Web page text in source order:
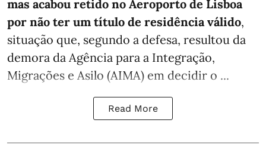
mas acabou retido no Aeroporto de Lisboa
por não ter um título de residência válido,
situação que, segundo a defesa, resultou da
demora da Agência para a Integração,
Migrações e Asilo (AIMA) em decidir o ...
Read More